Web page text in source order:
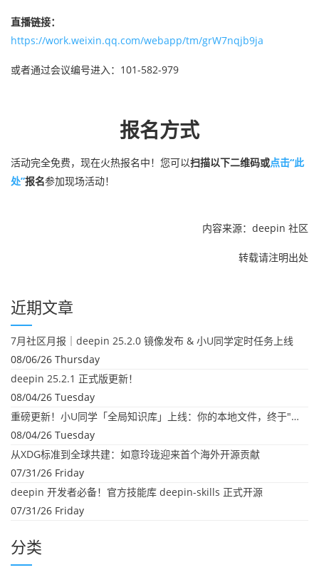
直播链接：
https://work.weixin.qq.com/webapp/tm/grW7nqjb9ja
或者通过会议编号进入：101-582-979
报名方式
活动完全免费，现在火热报名中！您可以扫描以下二维码或点击“此
处”报名参加现场活动！
内容来源：deepin 社区
转载请注明出处
近期文章
7月社区月报｜deepin 25.2.0 镜像发布 & 小U同学定时任务上线
08/06/26 Thursday
deepin 25.2.1 正式版更新！
08/04/26 Tuesday
重磅更新！小U同学「全局知识库」上线：你的本地文件，终于"活"起来了
08/04/26 Tuesday
从XDG标准到全球共建：如意玲珑迎来首个海外开源贡献
07/31/26 Friday
deepin 开发者必备！官方技能库 deepin-skills 正式开源
07/31/26 Friday
分类